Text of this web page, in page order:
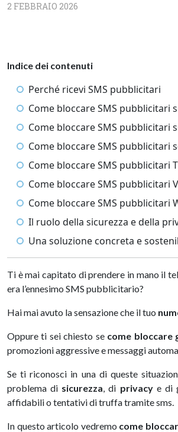
2 FEBBRAIO 2026
Indice dei contenuti
Perché ricevi SMS pubblicitari
Come bloccare SMS pubblicitari
Come bloccare SMS pubblicitari
Come bloccare SMS pubblicitari
Come bloccare SMS pubblicitari
Come bloccare SMS pubblicitari
Come bloccare SMS pubblicitari
Il ruolo della sicurezza e della
Una soluzione concreta e
Ti è mai capitato di prendere in mano il
era l’ennesimo SMS pubblicitario?
Hai mai avuto la sensazione che il tuo
Oppure ti sei chiesto se come bloccare
promozioni aggressive e messaggi
Se ti riconosci in una di queste
problema di sicurezza, di privacye di
affidabili o tentativi di truffa tramite sms.
In questo articolo vedremo come